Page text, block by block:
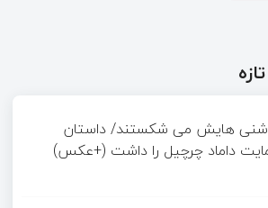
شنی هایش می شکستند/ داستان
داماد چرچیل را داشت (+عکس)